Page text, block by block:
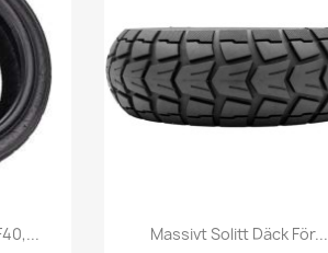
Snabbvy
Massivt Solitt Däck För...